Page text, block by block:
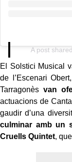
A post
El Solstici Musical
de l’Escenari
Tarragonès van
actuacions de
gaudir d’una
culminar amb un
Cruells Quintet,